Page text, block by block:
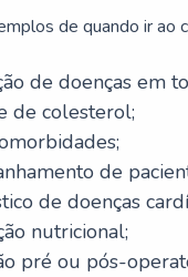
de quando ir ao
de doenças em
de colesterol;
de
de doenças
nutricional;
pré ou pós-